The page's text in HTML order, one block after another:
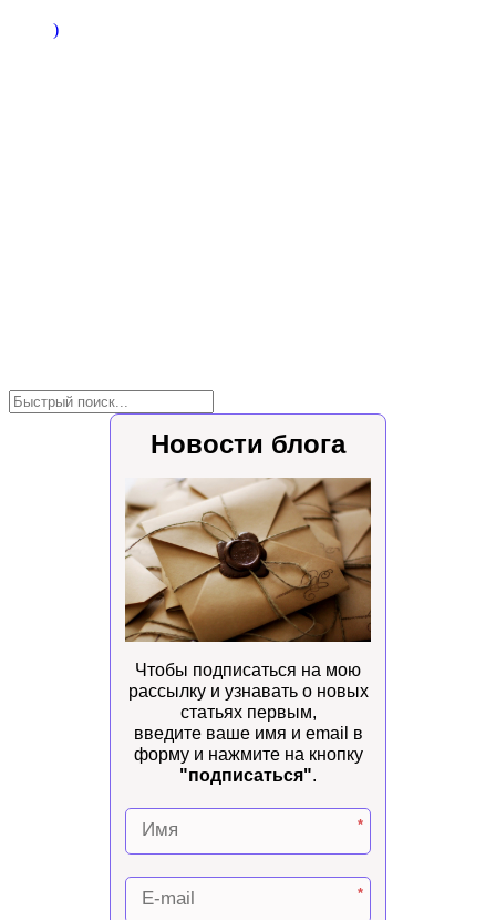
)
Новости блога
Чтобы подписаться на мою
рассылку и узнавать о новых
статьях первым,
введите ваше имя и email в
форму и нажмите на кнопку
"подписаться".
*
*